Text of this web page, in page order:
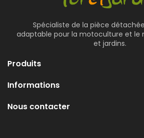
Spécialiste de la pièce
adaptable pour la motoculture et le
et jardins.
Produits
Informations
Nous contacter